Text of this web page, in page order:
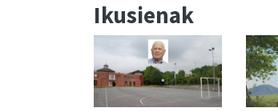
Ikusienak